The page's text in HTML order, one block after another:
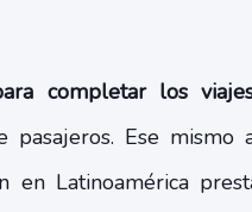
completar los
pasajeros. Ese mismo
en Latinoamérica